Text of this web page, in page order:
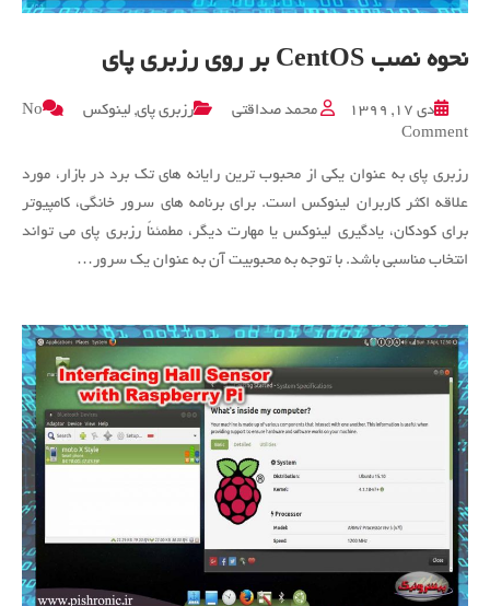
نحوه نصب CentOS بر روی رزبری پای
دی ۱۷, ۱۳۹۹ محمد صداقتی رزبری پای, لینوکس
No
Comment
on
نصب
CentOS
رزبری
رزبری پای به عنوان یکی از محبوب ترین رایانه های تک برد در بازار، مورد
علاقه اکثر کاربران لینوکس است. برای برنامه های سرور خانگی، کامپیوتر
برای کودکان، یادگیری لینوکس یا مهارت دیگر، مطمئناً رزبری پای می تواند
انتخاب مناسبی باشد. با توجه به محبوبیت آن به عنوان یک سرور…